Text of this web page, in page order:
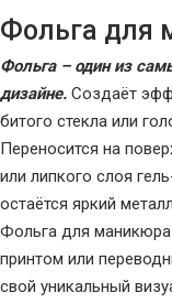
Фольга для
Фольга – один из
дизайне. Создаёт
битого стекла или
Переносится на
или липкого слоя
остаётся яркий
Фольга для маникюра
принтом или
свой уникальный